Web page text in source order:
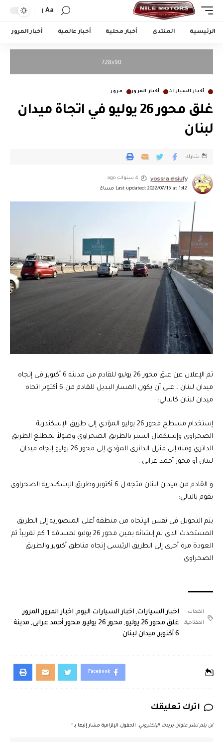
Aa
الرئيسية المنتدى أخبار محلية أخبار عالمية أخبار المرور
أخبار السيارات أخبار المرور مرور
غلق محور 26 يوليو في اتجاة ميدان
لبنان
Last updated: 2022/07/15 at 1:42 مساءً
yossra elsiufy 4 سنوات ago
شارك
تم الإعلان عن غلق محور 26 يوليو للقادم من مدينة 6 أكتوبر فى إتجاه
ميدان لبنان ، على أن يكون المسار البديل للقادم من 6 أكتوبر اتجاه
ميدان لبنان كالتالي:
إستخدام مسطح محور 26 يوليو المؤدي إلى طريق الإسكندرية
الصحراوى وإستكمال السير بالطريق الصحراوي وصولاً لمطلع الطريق
الدائري ومنه إلى منزل الدائرى المؤدي إلى محور 26 يوليو إتجاه ميدان
لبنان أو محور أحمد عرابي .
و القادم من ميدان لبنان متجه ل 6 أكتوبر وطريق الإسكندرية الصحراوى
يقوم بالتالي:
يتم التحويل فى نفس الإتجاه من منطقة أعلى المنصورية إلى الطريق
المستحدث الذى تم إنشائه يمين محور 26 يوليو لمسافة 1 كم تقريباً ثم
العودة مرة أخرى إلى الطريق الرئيسى إتجاه مناطق أكتوبر والطريق
الصحراوي .
الكلمات
المفتاحية:
اخبار السيارات, اخبار السيارات اليوم, اخبار المرور, المرور,
غلق محور 26 يوليو
, محور 26 يوليو , محور أحمد عرابى, مدينة
6 أكتوبر
, ميدان لبنان
Facebook
اترك تعليقك
لن يتم نشر عنوان بريدك الإلكتروني. الحقول الإلزامية مشار إليها بـ *